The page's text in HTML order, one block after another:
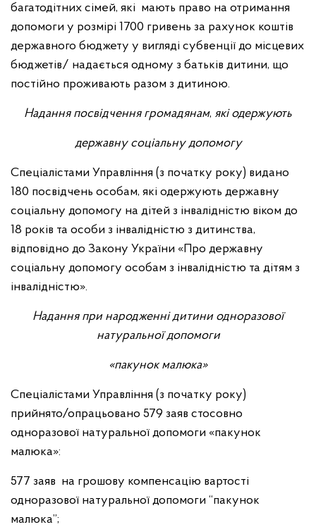
багатодітних сімей, які мають право на отримання
допомоги у розмірі 1700 гривень за рахунок коштів
державного бюджету у вигляді субвенції до місцевих
бюджетів/ надається одному з батьків дитини, що
постійно проживають разом з дитиною.
Надання посвідчення громадянам, які одержують
державну соціальну допомогу
Спеціалістами Управління (з початку року) видано
180 посвідчень особам, які одержують державну
соціальну допомогу на дітей з інвалідністю віком до
18 років та особи з інвалідністю з дитинства,
відповідно до Закону України «Про державну
соціальну допомогу особам з інвалідністю та дітям з
інвалідністю».
Надання при народженні дитини одноразової
натуральної допомоги
«пакунок малюка»
Спеціалістами Управління (з початку року)
прийнято/опрацьовано 579 заяв стосовно
одноразової натуральної допомоги «пакунок
малюка»:
577 заяв на грошову компенсацію вартості
одноразової натуральної допомоги “пакунок
малюка”;